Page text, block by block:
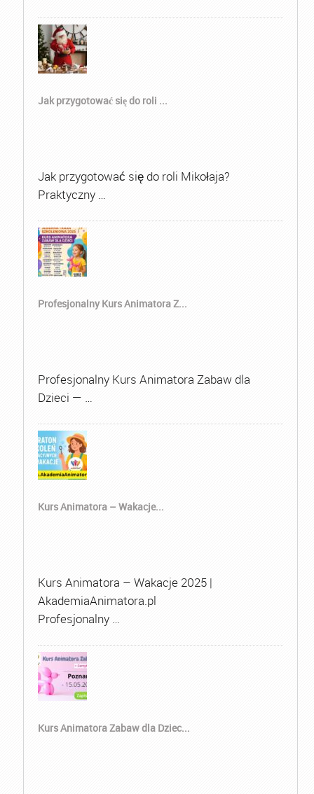
Jak przygotować się do roli ...
Jak przygotować się do roli Mikołaja?
Praktyczny …
Profesjonalny Kurs Animatora Z...
Profesjonalny Kurs Animatora Zabaw dla
Dzieci — …
Kurs Animatora – Wakacje...
Kurs Animatora – Wakacje 2025 |
AkademiaAnimatora.pl
Profesjonalny …
Kurs Animatora Zabaw dla Dziec...